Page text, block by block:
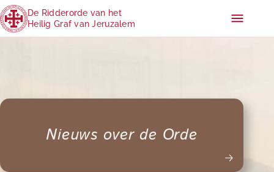
De Ridderorde van het
Heilig Graf van Jeruzalem
Nieuws over de Orde